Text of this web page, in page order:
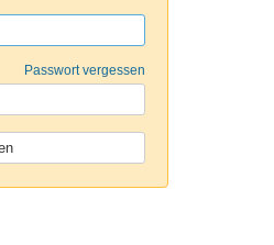
Passwort vergessen